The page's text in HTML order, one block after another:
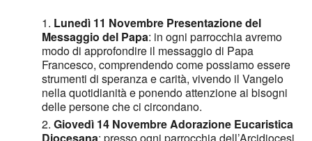
Lunedì 11 Novembre Presentazione del
Messaggio del Papa: in ogni parrocchia avremo
modo di approfondire il messaggio di Papa
Francesco, comprendendo come possiamo essere
strumenti di speranza e carità, vivendo il Vangelo
nella quotidianità e ponendo attenzione ai bisogni
delle persone che ci circondano.
Giovedì 14 NovembreAdorazione Eucaristica
Diocesana: presso ogni parrocchia dell’Arcidiocesi